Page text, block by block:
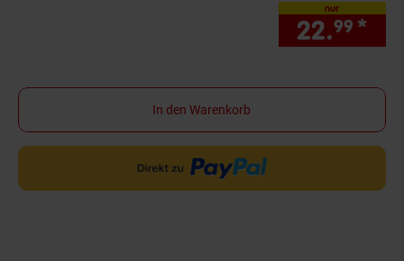
nur
22.99 *
In den Warenkorb